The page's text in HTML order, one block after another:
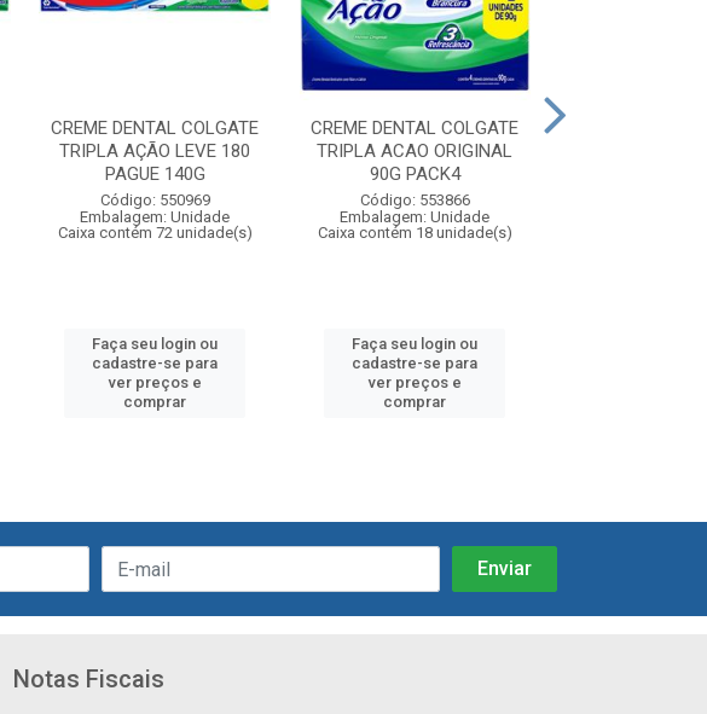
CREME DENTAL COLGATE
TRIPLA AÇÃO LEVE 180
PAGUE 140G
Código: 550969
Embalagem: Unidade
Caixa contém 72 unidade(s)
Faça seu login ou
cadastre-se para
ver preços e
comprar
CREME DENTAL COLGATE
TRIPLA ACAO ORIGINAL
90G PACK4
Código: 553866
Embalagem: Unidade
Caixa contém 18 unidade(s)
Faça seu login ou
cadastre-se para
ver preços e
comprar
Notas Fiscais